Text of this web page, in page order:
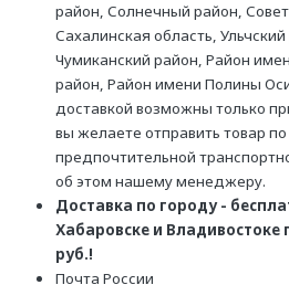
район, Солнечный район,
Сахалинская область,
Чумиканский район, Район
район, Район имени Полины
доставкой возможны только
вы желаете отправить товар
предпочтительной
об этом нашему менеджеру.
Доставка по городу -
Хабаровске и Владивостоке
руб.!
Почта России